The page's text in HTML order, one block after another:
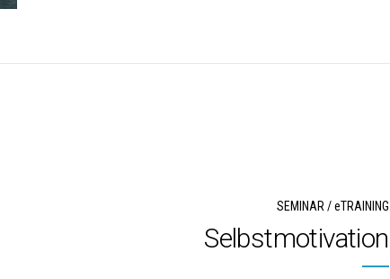
SEMINAR / eTRAINING
Selbstmotivation